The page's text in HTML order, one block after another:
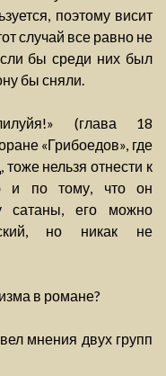
поэтому висит
случай все равно не
бы среди них был
бы сняли.
(глава 18
«Грибоедов», где
нельзя отнести к
и по тому, что он
сатаны, его можно
но никак не
в романе?
мнения двух групп